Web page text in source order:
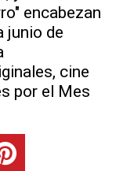
encabezan
junio de
cine
por el Mes